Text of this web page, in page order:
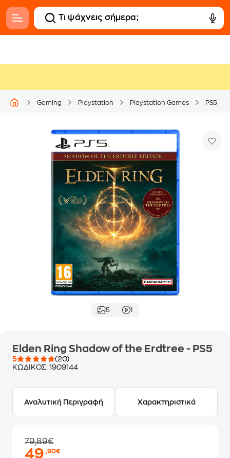
Gaming Playstation Playstation Games PS5
5 1
Elden Ring Shadow of the Erdtree - PS5
5
(20)
ΚΩΔΙΚΟΣ: 1909144
Αναλυτική Περιγραφή Χαρακτηριστικά
79,89€
49,90€